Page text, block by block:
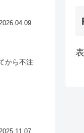
から不注
2025.11.07